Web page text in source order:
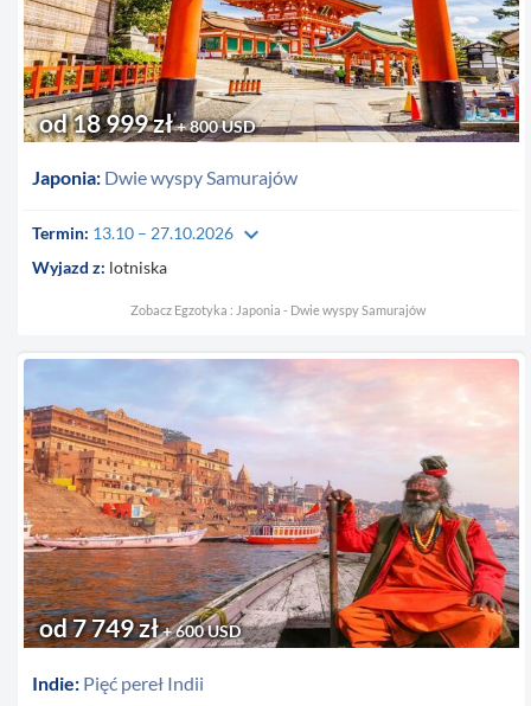
Japonia: Dwie wyspy Samurajów
od 18 999 zł+ 800 USD
Termin: 13.10 – 27.10.2026 keyboard_arrow_down
Wyjazd z: lotniska
Zobacz Egzotyka : Japonia - Dwie wyspy Samurajów
Indie: Pięć pereł Indii
od 7 749 zł+ 600 USD